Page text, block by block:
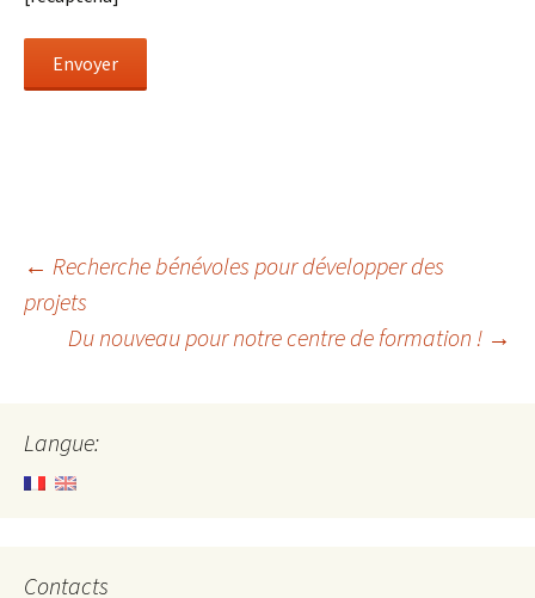
Navigation
des
articles
← Recherche bénévoles pour développer des
projets
Du nouveau pour notre centre de formation ! →
Langue:
Contacts